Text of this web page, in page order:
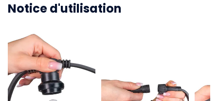
Notice d'utilisation